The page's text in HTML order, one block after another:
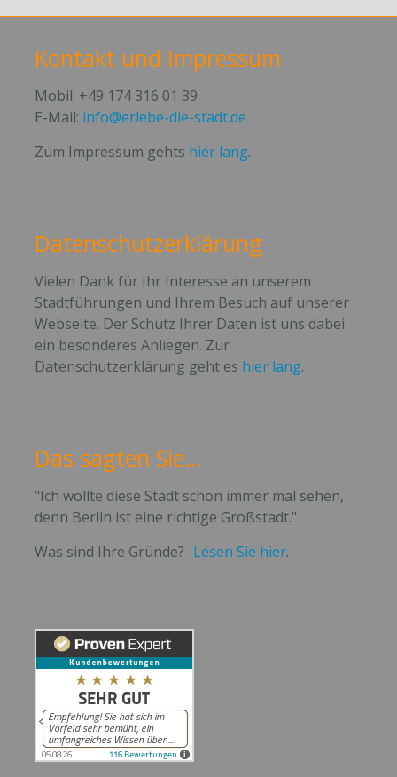
Kontakt und Impressum
Mobil: +49 174 316 01 39
E-Mail: info@erlebe-die-stadt.de
Zum Impressum gehts hier lang.
Datenschutzerklärung
Vielen Dank für Ihr Interesse an unserem
Stadtführungen und Ihrem Besuch auf unserer
Webseite. Der Schutz Ihrer Daten ist uns dabei
ein besonderes Anliegen. Zur
Datenschutzerklärung geht es hier lang.
Das sagten Sie…
"Ich wollte diese Stadt schon immer mal sehen,
denn Berlin ist eine richtige Großstadt."
Was sind Ihre Gründe?- Lesen Sie hier.